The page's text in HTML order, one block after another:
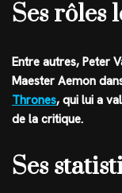
Ses rôles
Entre autres, Peter
Maester Aemon
Thrones, qui lui a
de la critique.
Ses